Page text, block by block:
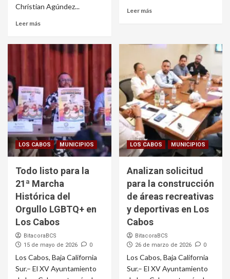
Christian Agúndez...
Leer más
Leer más
LOS CABOS MUNICIPIOS
Todo listo para la
21ª Marcha
Histórica del
Orgullo LGBTQ+ en
Los Cabos
BitacoraBCS
15 de mayo de 2026
0
Los Cabos, Baja California
Sur.– El XV Ayuntamiento
LOS CABOS MUNICIPIOS
Analizan solicitud
para la construcción
de áreas recreativas
y deportivas en Los
Cabos
BitacoraBCS
26 de marzo de 2026
0
Los Cabos, Baja California
Sur.– El XV Ayuntamiento